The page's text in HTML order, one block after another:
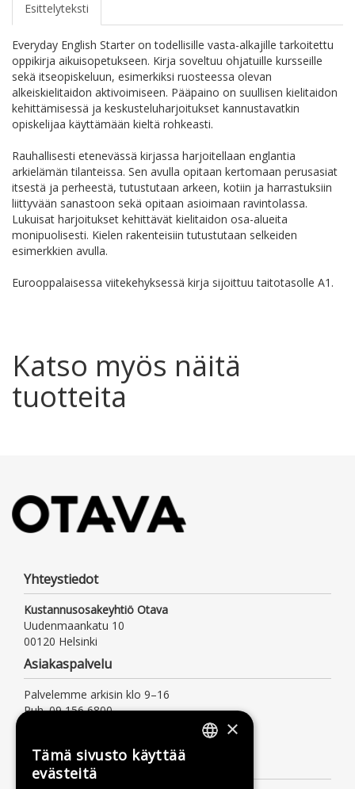
Esittelyteksti
Everyday English Starter on todellisille vasta-alkajille tarkoitettu
oppikirja aikuisopetukseen. Kirja soveltuu ohjatuille kursseille
sekä itseopiskeluun, esimerkiksi ruosteessa olevan
alkeiskielitaidon aktivoimiseen. Pääpaino on suullisen kielitaidon
kehittämisessä ja keskusteluharjoitukset kannustavatkin
opiskelijaa käyttämään kieltä rohkeasti.
Rauhallisesti etenevässä kirjassa harjoitellaan englantia
arkielämän tilanteissa. Sen avulla opitaan kertomaan perusasiat
itsestä ja perheestä, tutustutaan arkeen, kotiin ja harrastuksiin
liittyvään sanastoon sekä opitaan asioimaan ravintolassa.
Lukuisat harjoitukset kehittävät kielitaidon osa-alueita
monipuolisesti. Kielen rakenteisiin tutustutaan selkeiden
esimerkkien avulla.
Eurooppalaisessa viitekehyksessä kirja sijoittuu taitotasolle A1.
Katso myös näitä
tuotteita
Yhteystiedot
Kustannusosakeyhtiö Otava
Uudenmaankatu 10
00120 Helsinki
Asiakaspalvelu
Palvelemme arkisin klo 9–16
Puh. 09 156 6800
Lisätietoa
×
Tämä sivusto käyttää
evästeitä